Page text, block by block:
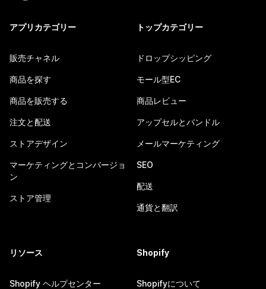
アプリカテゴリー
販売チャネル
商品を探す
商品を販売する
注文と配送
ストアデザイン
マーケティングとコンバージョ
ン
ストア管理
トップカテゴリー
ドロップシッピング
モール型EC
商品レビュー
アップセルとバンドル
メールマーケティング
SEO
配送
通貨と翻訳
リソース
Shopify ヘルプセンター
Shopify
Shopifyについて